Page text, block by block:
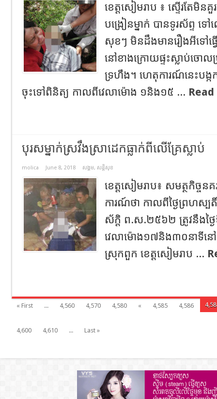
ខេត្តសៀមរាប ៖ ស្ទើរតែមិន
បង្រៀនម្នាក់ បានទូរស័ព្ទ ទ
សុខៗ មិនដឹងមានរឿងអីទៅធ្
នៅខាងក្រោយផ្ទះស្លាប់ចោ
ទ្រហឹង។ ហេតុការណ៍នេះបង្កក
ចុះទៅពិនិត្យ កាលពីវេលាម៉ោង ១និង១៥ ...
បុរសម្នាក់ស្រវឹងស្រាដេកធ្លាក់ពីលើគ្រែស្លាប់
molica June 8, 2018 សង្គម, សន្តិសុខ
ខេត្តសៀមរាប៖ សមត្ថកិច្ច
ការណ៍ថា កាលពីថ្ងៃព្រហស្បតិ៍
ស័ក្តិ ព.ស.២៥៦២ ត្រូវនឹងថ្ង
វេលាម៉ោង១៧និង៣០នាទី
ស្រុកពួក ខេត្តសៀមរាប ...
« First ... 4,560 4,570 4,580 « 4,585 4,586
4,600 4,610 ... Last »